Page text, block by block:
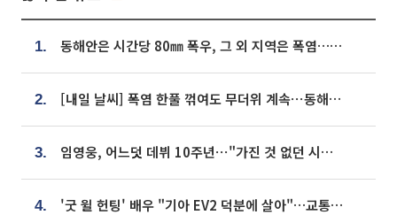
1. 동해안은 시간당 80㎜ 폭우, 그 외 지역은 폭염…‘극과 극 날씨’
2. [내일 날씨] 폭염 한풀 꺾여도 무더위 계속⋯동해안 이틀 연속 비
3. 임영웅, 어느덧 데뷔 10주년⋯"가진 것 없던 시절, 내 앞엔 20명의 팬뿐"
4. '굿 윌 헌팅' 배우 "기아 EV2 덕분에 살아"…교통사고 후 안전성 극찬